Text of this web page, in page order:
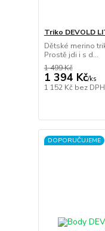
Triko DEVOLD
Dětské merino
Prostě jdi i s d...
1 499 Kč
1 394 Kč/ks
1 152 Kč bez DPH
DOPORUČUJEME